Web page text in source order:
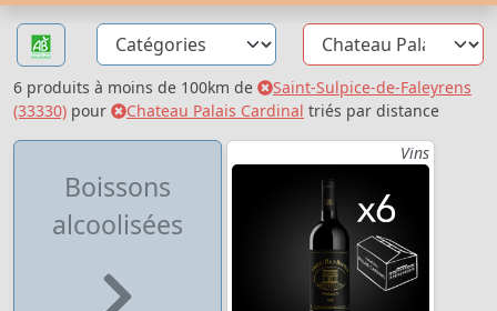
6 produits à moins de 100km de
Saint-Sulpice-de-Faleyrens
(33330) pour Chateau Palais Cardinal triés par distance
Boissons
alcoolisées
Vins